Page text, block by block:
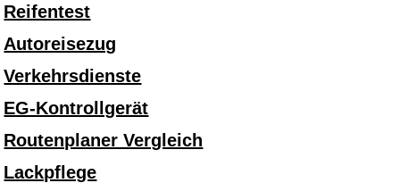
Reifentest
Autoreisezug
Verkehrsdienste
EG-Kontrollgerät
Routenplaner Vergleich
Lackpflege